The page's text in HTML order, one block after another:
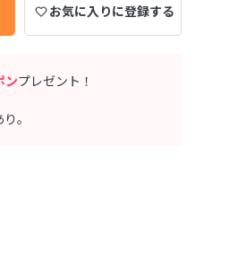
お気に入りに登録する
ンプレゼント！
。